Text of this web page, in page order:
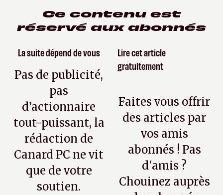
Ce contenu est
réservé aux abonnés
La suite dépend de vous
Pas de publicité,
pas
d’actionnaire
tout-puissant, la
rédaction de
Canard PC ne vit
que de votre
soutien.
Lire cet article
gratuitement
Faites vous offrir
des articles par
vos amis
abonnés ! Pas
d'amis ?
Chouinez auprès